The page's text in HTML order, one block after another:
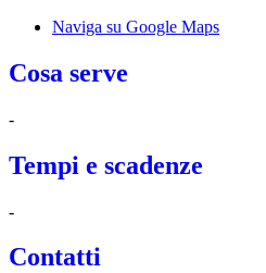
Naviga su Google Maps
Cosa serve
-
Tempi e scadenze
-
Contatti